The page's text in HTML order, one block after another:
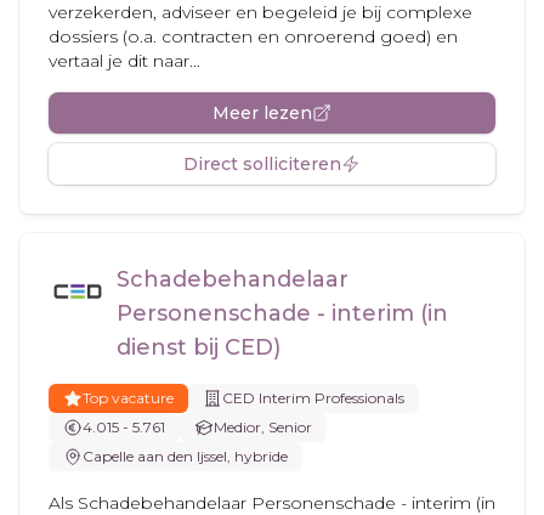
verzekerden, adviseer en begeleid je bij complexe
dossiers (o.a. contracten en onroerend goed) en
vertaal je dit naar...
Meer lezen
Direct solliciteren
Schadebehandelaar
Personenschade - interim (in
dienst bij CED)
Top vacature
CED Interim Professionals
4.015 - 5.761
Medior, Senior
Capelle aan den Ijssel, hybride
Als Schadebehandelaar Personenschade - interim (in